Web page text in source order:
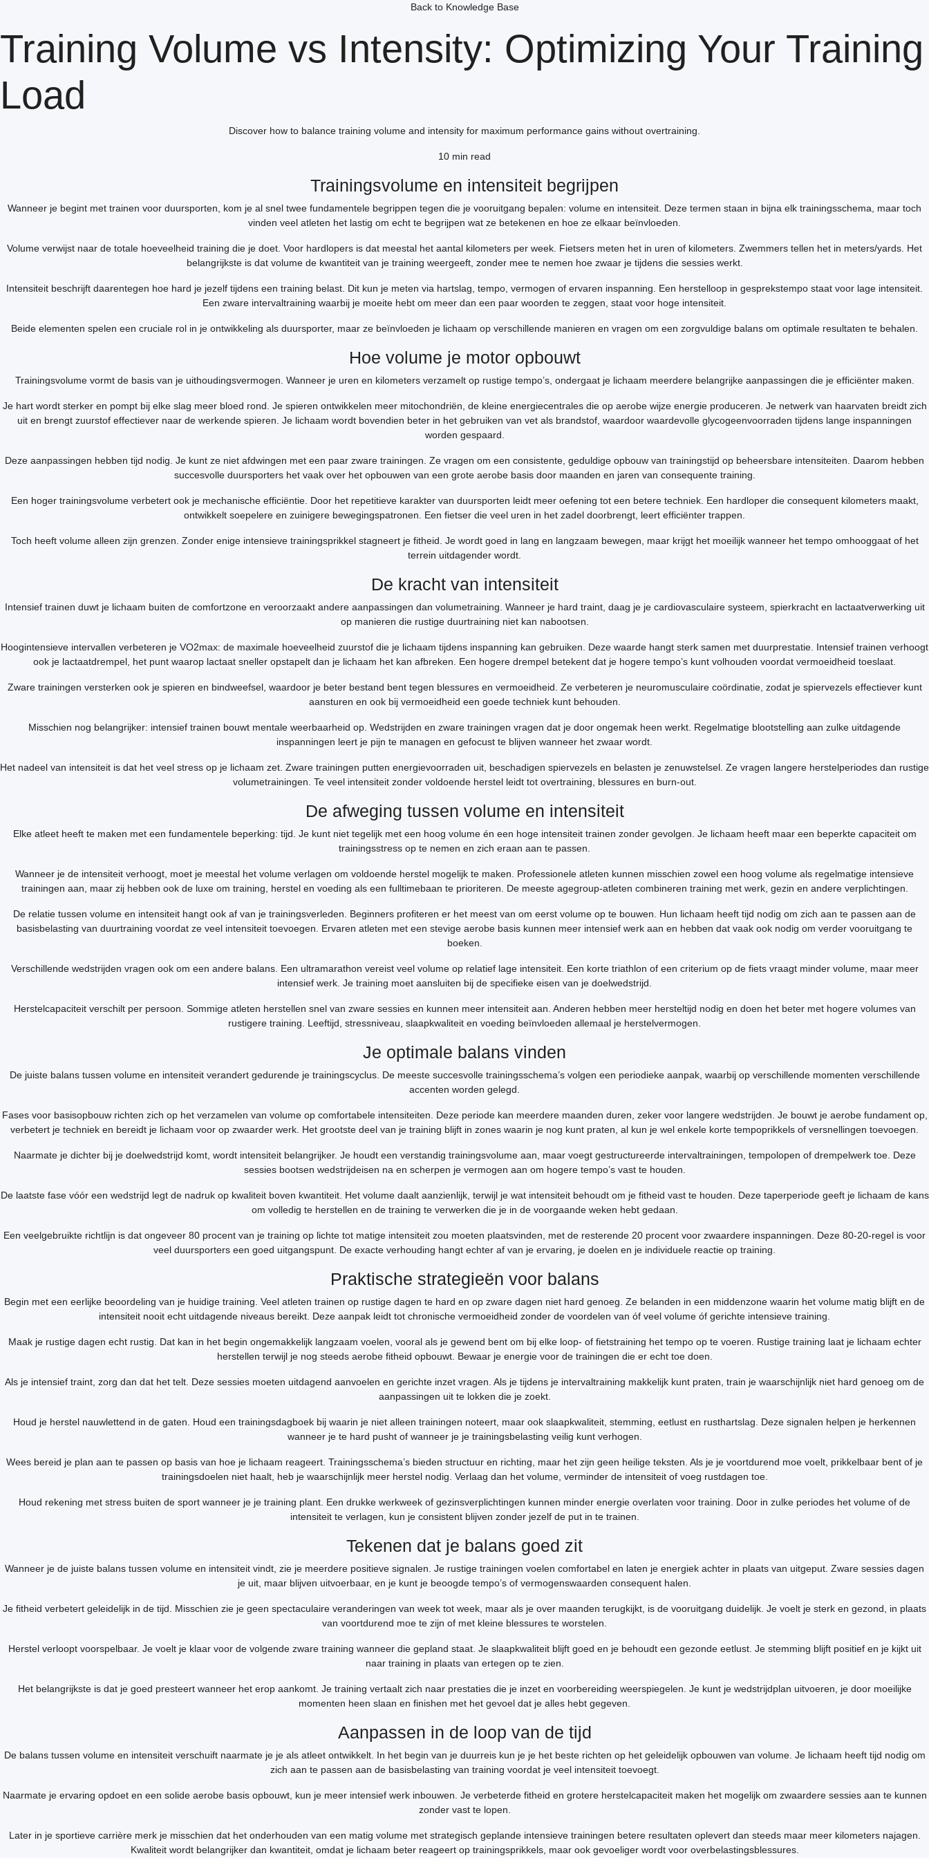
Back to Knowledge Base
Training Volume vs Intensity: Optimizing Your Training
Load
Discover how to balance training volume and intensity for maximum performance gains without overtraining.
10 min read
Trainingsvolume en intensiteit begrijpen
Wanneer je begint met trainen voor duursporten, kom je al snel twee fundamentele begrippen tegen die je vooruitgang bepalen: volume en intensiteit. Deze termen staan in bijna elk trainingsschema, maar toch
vinden veel atleten het lastig om echt te begrijpen wat ze betekenen en hoe ze elkaar beïnvloeden.
Volume verwijst naar de totale hoeveelheid training die je doet. Voor hardlopers is dat meestal het aantal kilometers per week. Fietsers meten het in uren of kilometers. Zwemmers tellen het in meters/yards. Het
belangrijkste is dat volume de kwantiteit van je training weergeeft, zonder mee te nemen hoe zwaar je tijdens die sessies werkt.
Intensiteit beschrijft daarentegen hoe hard je jezelf tijdens een training belast. Dit kun je meten via hartslag, tempo, vermogen of ervaren inspanning. Een herstelloop in gesprekstempo staat voor lage intensiteit.
Een zware intervaltraining waarbij je moeite hebt om meer dan een paar woorden te zeggen, staat voor hoge intensiteit.
Beide elementen spelen een cruciale rol in je ontwikkeling als duursporter, maar ze beïnvloeden je lichaam op verschillende manieren en vragen om een zorgvuldige balans om optimale resultaten te behalen.
Hoe volume je motor opbouwt
Trainingsvolume vormt de basis van je uithoudingsvermogen. Wanneer je uren en kilometers verzamelt op rustige tempo’s, ondergaat je lichaam meerdere belangrijke aanpassingen die je efficiënter maken.
Je hart wordt sterker en pompt bij elke slag meer bloed rond. Je spieren ontwikkelen meer mitochondriën, de kleine energiecentrales die op aerobe wijze energie produceren. Je netwerk van haarvaten breidt zich
uit en brengt zuurstof effectiever naar de werkende spieren. Je lichaam wordt bovendien beter in het gebruiken van vet als brandstof, waardoor waardevolle glycogeenvoorraden tijdens lange inspanningen
worden gespaard.
Deze aanpassingen hebben tijd nodig. Je kunt ze niet afdwingen met een paar zware trainingen. Ze vragen om een consistente, geduldige opbouw van trainingstijd op beheersbare intensiteiten. Daarom hebben
succesvolle duursporters het vaak over het opbouwen van een grote aerobe basis door maanden en jaren van consequente training.
Een hoger trainingsvolume verbetert ook je mechanische efficiëntie. Door het repetitieve karakter van duursporten leidt meer oefening tot een betere techniek. Een hardloper die consequent kilometers maakt,
ontwikkelt soepelere en zuinigere bewegingspatronen. Een fietser die veel uren in het zadel doorbrengt, leert efficiënter trappen.
Toch heeft volume alleen zijn grenzen. Zonder enige intensieve trainingsprikkel stagneert je fitheid. Je wordt goed in lang en langzaam bewegen, maar krijgt het moeilijk wanneer het tempo omhooggaat of het
terrein uitdagender wordt.
De kracht van intensiteit
Intensief trainen duwt je lichaam buiten de comfortzone en veroorzaakt andere aanpassingen dan volumetraining. Wanneer je hard traint, daag je je cardiovasculaire systeem, spierkracht en lactaatverwerking uit
op manieren die rustige duurtraining niet kan nabootsen.
Hoogintensieve intervallen verbeteren je VO2max: de maximale hoeveelheid zuurstof die je lichaam tijdens inspanning kan gebruiken. Deze waarde hangt sterk samen met duurprestatie. Intensief trainen verhoogt
ook je lactaatdrempel, het punt waarop lactaat sneller opstapelt dan je lichaam het kan afbreken. Een hogere drempel betekent dat je hogere tempo’s kunt volhouden voordat vermoeidheid toeslaat.
Zware trainingen versterken ook je spieren en bindweefsel, waardoor je beter bestand bent tegen blessures en vermoeidheid. Ze verbeteren je neuromusculaire coördinatie, zodat je spiervezels effectiever kunt
aansturen en ook bij vermoeidheid een goede techniek kunt behouden.
Misschien nog belangrijker: intensief trainen bouwt mentale weerbaarheid op. Wedstrijden en zware trainingen vragen dat je door ongemak heen werkt. Regelmatige blootstelling aan zulke uitdagende
inspanningen leert je pijn te managen en gefocust te blijven wanneer het zwaar wordt.
Het nadeel van intensiteit is dat het veel stress op je lichaam zet. Zware trainingen putten energievoorraden uit, beschadigen spiervezels en belasten je zenuwstelsel. Ze vragen langere herstelperiodes dan rustige
volumetrainingen. Te veel intensiteit zonder voldoende herstel leidt tot overtraining, blessures en burn-out.
De afweging tussen volume en intensiteit
Elke atleet heeft te maken met een fundamentele beperking: tijd. Je kunt niet tegelijk met een hoog volume én een hoge intensiteit trainen zonder gevolgen. Je lichaam heeft maar een beperkte capaciteit om
trainingsstress op te nemen en zich eraan aan te passen.
Wanneer je de intensiteit verhoogt, moet je meestal het volume verlagen om voldoende herstel mogelijk te maken. Professionele atleten kunnen misschien zowel een hoog volume als regelmatige intensieve
trainingen aan, maar zij hebben ook de luxe om training, herstel en voeding als een fulltimebaan te prioriteren. De meeste agegroup-atleten combineren training met werk, gezin en andere verplichtingen.
De relatie tussen volume en intensiteit hangt ook af van je trainingsverleden. Beginners profiteren er het meest van om eerst volume op te bouwen. Hun lichaam heeft tijd nodig om zich aan te passen aan de
basisbelasting van duurtraining voordat ze veel intensiteit toevoegen. Ervaren atleten met een stevige aerobe basis kunnen meer intensief werk aan en hebben dat vaak ook nodig om verder vooruitgang te
boeken.
Verschillende wedstrijden vragen ook om een andere balans. Een ultramarathon vereist veel volume op relatief lage intensiteit. Een korte triathlon of een criterium op de fiets vraagt minder volume, maar meer
intensief werk. Je training moet aansluiten bij de specifieke eisen van je doelwedstrijd.
Herstelcapaciteit verschilt per persoon. Sommige atleten herstellen snel van zware sessies en kunnen meer intensiteit aan. Anderen hebben meer hersteltijd nodig en doen het beter met hogere volumes van
rustigere training. Leeftijd, stressniveau, slaapkwaliteit en voeding beïnvloeden allemaal je herstelvermogen.
Je optimale balans vinden
De juiste balans tussen volume en intensiteit verandert gedurende je trainingscyclus. De meeste succesvolle trainingsschema’s volgen een periodieke aanpak, waarbij op verschillende momenten verschillende
accenten worden gelegd.
Fases voor basisopbouw richten zich op het verzamelen van volume op comfortabele intensiteiten. Deze periode kan meerdere maanden duren, zeker voor langere wedstrijden. Je bouwt je aerobe fundament op,
verbetert je techniek en bereidt je lichaam voor op zwaarder werk. Het grootste deel van je training blijft in zones waarin je nog kunt praten, al kun je wel enkele korte tempoprikkels of versnellingen toevoegen.
Naarmate je dichter bij je doelwedstrijd komt, wordt intensiteit belangrijker. Je houdt een verstandig trainingsvolume aan, maar voegt gestructureerde intervaltrainingen, tempolopen of drempelwerk toe. Deze
sessies bootsen wedstrijdeisen na en scherpen je vermogen aan om hogere tempo’s vast te houden.
De laatste fase vóór een wedstrijd legt de nadruk op kwaliteit boven kwantiteit. Het volume daalt aanzienlijk, terwijl je wat intensiteit behoudt om je fitheid vast te houden. Deze taperperiode geeft je lichaam de kans
om volledig te herstellen en de training te verwerken die je in de voorgaande weken hebt gedaan.
Een veelgebruikte richtlijn is dat ongeveer 80 procent van je training op lichte tot matige intensiteit zou moeten plaatsvinden, met de resterende 20 procent voor zwaardere inspanningen. Deze 80-20-regel is voor
veel duursporters een goed uitgangspunt. De exacte verhouding hangt echter af van je ervaring, je doelen en je individuele reactie op training.
Praktische strategieën voor balans
Begin met een eerlijke beoordeling van je huidige training. Veel atleten trainen op rustige dagen te hard en op zware dagen niet hard genoeg. Ze belanden in een middenzone waarin het volume matig blijft en de
intensiteit nooit echt uitdagende niveaus bereikt. Deze aanpak leidt tot chronische vermoeidheid zonder de voordelen van óf veel volume óf gerichte intensieve training.
Maak je rustige dagen echt rustig. Dat kan in het begin ongemakkelijk langzaam voelen, vooral als je gewend bent om bij elke loop- of fietstraining het tempo op te voeren. Rustige training laat je lichaam echter
herstellen terwijl je nog steeds aerobe fitheid opbouwt. Bewaar je energie voor de trainingen die er echt toe doen.
Als je intensief traint, zorg dan dat het telt. Deze sessies moeten uitdagend aanvoelen en gerichte inzet vragen. Als je tijdens je intervaltraining makkelijk kunt praten, train je waarschijnlijk niet hard genoeg om de
aanpassingen uit te lokken die je zoekt.
Houd je herstel nauwlettend in de gaten. Houd een trainingsdagboek bij waarin je niet alleen trainingen noteert, maar ook slaapkwaliteit, stemming, eetlust en rusthartslag. Deze signalen helpen je herkennen
wanneer je te hard pusht of wanneer je je trainingsbelasting veilig kunt verhogen.
Wees bereid je plan aan te passen op basis van hoe je lichaam reageert. Trainingsschema’s bieden structuur en richting, maar het zijn geen heilige teksten. Als je je voortdurend moe voelt, prikkelbaar bent of je
trainingsdoelen niet haalt, heb je waarschijnlijk meer herstel nodig. Verlaag dan het volume, verminder de intensiteit of voeg rustdagen toe.
Houd rekening met stress buiten de sport wanneer je je training plant. Een drukke werkweek of gezinsverplichtingen kunnen minder energie overlaten voor training. Door in zulke periodes het volume of de
intensiteit te verlagen, kun je consistent blijven zonder jezelf de put in te trainen.
Tekenen dat je balans goed zit
Wanneer je de juiste balans tussen volume en intensiteit vindt, zie je meerdere positieve signalen. Je rustige trainingen voelen comfortabel en laten je energiek achter in plaats van uitgeput. Zware sessies dagen
je uit, maar blijven uitvoerbaar, en je kunt je beoogde tempo’s of vermogenswaarden consequent halen.
Je fitheid verbetert geleidelijk in de tijd. Misschien zie je geen spectaculaire veranderingen van week tot week, maar als je over maanden terugkijkt, is de vooruitgang duidelijk. Je voelt je sterk en gezond, in plaats
van voortdurend moe te zijn of met kleine blessures te worstelen.
Herstel verloopt voorspelbaar. Je voelt je klaar voor de volgende zware training wanneer die gepland staat. Je slaapkwaliteit blijft goed en je behoudt een gezonde eetlust. Je stemming blijft positief en je kijkt uit
naar training in plaats van ertegen op te zien.
Het belangrijkste is dat je goed presteert wanneer het erop aankomt. Je training vertaalt zich naar prestaties die je inzet en voorbereiding weerspiegelen. Je kunt je wedstrijdplan uitvoeren, je door moeilijke
momenten heen slaan en finishen met het gevoel dat je alles hebt gegeven.
Aanpassen in de loop van de tijd
De balans tussen volume en intensiteit verschuift naarmate je je als atleet ontwikkelt. In het begin van je duurreis kun je je het beste richten op het geleidelijk opbouwen van volume. Je lichaam heeft tijd nodig om
zich aan te passen aan de basisbelasting van training voordat je veel intensiteit toevoegt.
Naarmate je ervaring opdoet en een solide aerobe basis opbouwt, kun je meer intensief werk inbouwen. Je verbeterde fitheid en grotere herstelcapaciteit maken het mogelijk om zwaardere sessies aan te kunnen
zonder vast te lopen.
Later in je sportieve carrière merk je misschien dat het onderhouden van een matig volume met strategisch geplande intensieve trainingen betere resultaten oplevert dan steeds maar meer kilometers najagen.
Kwaliteit wordt belangrijker dan kwantiteit, omdat je lichaam beter reageert op trainingsprikkels, maar ook gevoeliger wordt voor overbelastingsblessures.